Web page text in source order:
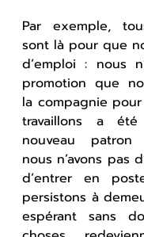
Par exemple,
sont là pour que
d’emploi : nous
promotion que
la compagnie
travaillons a
nouveau
nous n’avons pas
d’entrer en
persistons à
espérant sans